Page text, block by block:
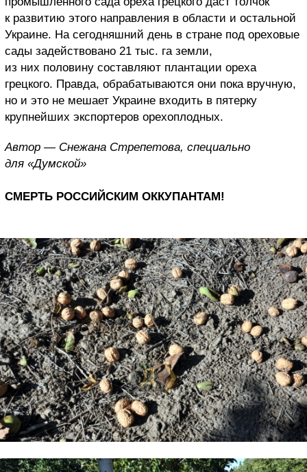
к развитию этого направления в области и остальной
Украине. На сегодняшний день в стране под ореховые
сады задействовано 21 тыс. га земли,
из них половину составляют плантации ореха
грецкого. Правда, обрабатываются они пока вручную,
но и это не мешает Украине входить в пятерку
крупнейших экспортеров орехоплодных.
Автор — Снежана Стрепетова, специально
для «Думской»
СМЕРТЬ РОССИЙСКИМ ОККУПАНТАМ!